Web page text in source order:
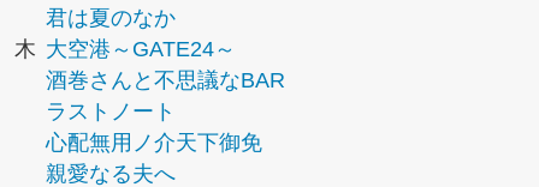
君は夏のなか
木 大空港～GATE24～
酒巻さんと不思議なBAR
ラストノート
心配無用ノ介天下御免
親愛なる夫へ